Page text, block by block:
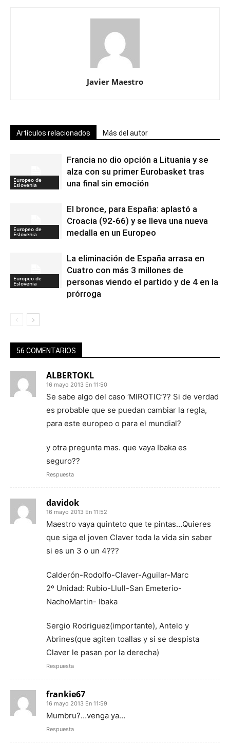
Javier Maestro
Artículos relacionados Más del autor
Europeo de
Eslovenia
Francia no dio opción a Lituania y se
alza con su primer Eurobasket tras
una final sin emoción
Europeo de
Eslovenia
El bronce, para España: aplastó a
Croacia (92-66) y se lleva una nueva
medalla en un Europeo
Europeo de
Eslovenia
La eliminación de España arrasa en
Cuatro con más 3 millones de
personas viendo el partido y de 4 en la
prórroga
56 COMENTARIOS
ALBERTOKL
16 mayo 2013 En 11:50
Se sabe algo del caso ‘MIROTIC’?? Si de verdad
es probable que se puedan cambiar la regla,
para este europeo o para el mundial?
y otra pregunta mas. que vaya Ibaka es
seguro??
Respuesta
davidok
16 mayo 2013 En 11:52
Maestro vaya quinteto que te pintas…Quieres
que siga el joven Claver toda la vida sin saber
si es un 3 o un 4???
Calderón-Rodolfo-Claver-Aguilar-Marc
2º Unidad: Rubio-Llull-San Emeterio-
NachoMartin- Ibaka
Sergio Rodriguez(importante), Antelo y
Abrines(que agiten toallas y si se despista
Claver le pasan por la derecha)
Respuesta
frankie67
16 mayo 2013 En 11:59
Mumbru?…venga ya…
Respuesta